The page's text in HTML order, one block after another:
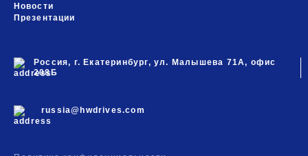
Новости
Презентации
Россия, г. Екатеринбург, ул. Малышева 71А, офис
208Б
russia@hwdrives.com